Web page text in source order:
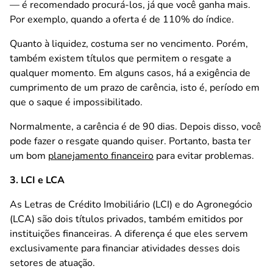
— é recomendado procurá-los, já que você ganha mais.
Por exemplo, quando a oferta é de 110% do índice.
Quanto à liquidez, costuma ser no vencimento. Porém,
também existem títulos que permitem o resgate a
qualquer momento. Em alguns casos, há a exigência de
cumprimento de um prazo de carência, isto é, período em
que o saque é impossibilitado.
Normalmente, a carência é de 90 dias. Depois disso, você
pode fazer o resgate quando quiser. Portanto, basta ter
um bom planejamento financeiro para evitar problemas.
3. LCI e LCA
As Letras de Crédito Imobiliário (LCI) e do Agronegócio
(LCA) são dois títulos privados, também emitidos por
instituições financeiras. A diferença é que eles servem
exclusivamente para financiar atividades desses dois
setores de atuação.